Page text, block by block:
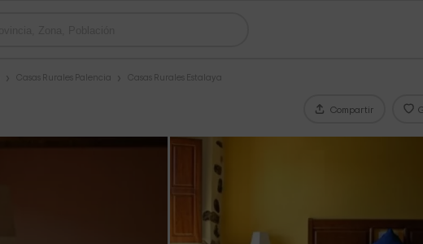
Casas Rurales Palencia Casas Rurales Estalaya
Compartir